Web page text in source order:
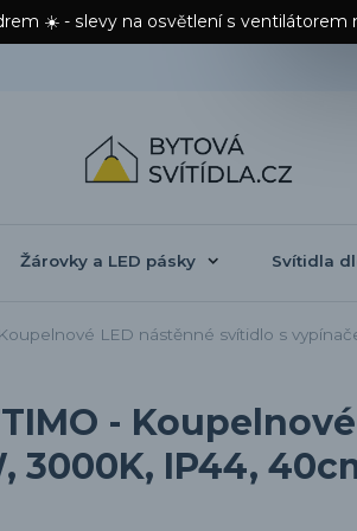
☀️ - slevy na osvětlení s ventilátorem
Žárovky a LED pásky Svítidla
LED nástěnné svítidlo s
-
3000K, IP44,